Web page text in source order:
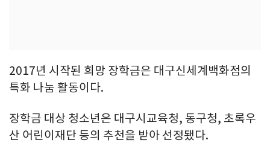
2017년 시작된 희망 장학금은 대구신세계백화점의
특화 나눔 활동이다.
장학금 대상 청소년은 대구시교육청, 동구청, 초록우
산 어린이재단 등의 추천을 받아 선정됐다.